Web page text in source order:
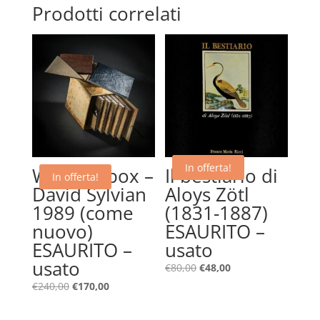
Prodotti correlati
In offerta!
Weatherbox –
David Sylvian
1989 (come
nuovo)
ESAURITO –
usato
€240,00 Il
€170,00Il
In offerta!
Il bestiario di
Aloys Zötl
(1831-1887)
ESAURITO –
usato
€80,00 Il
€48,00Il